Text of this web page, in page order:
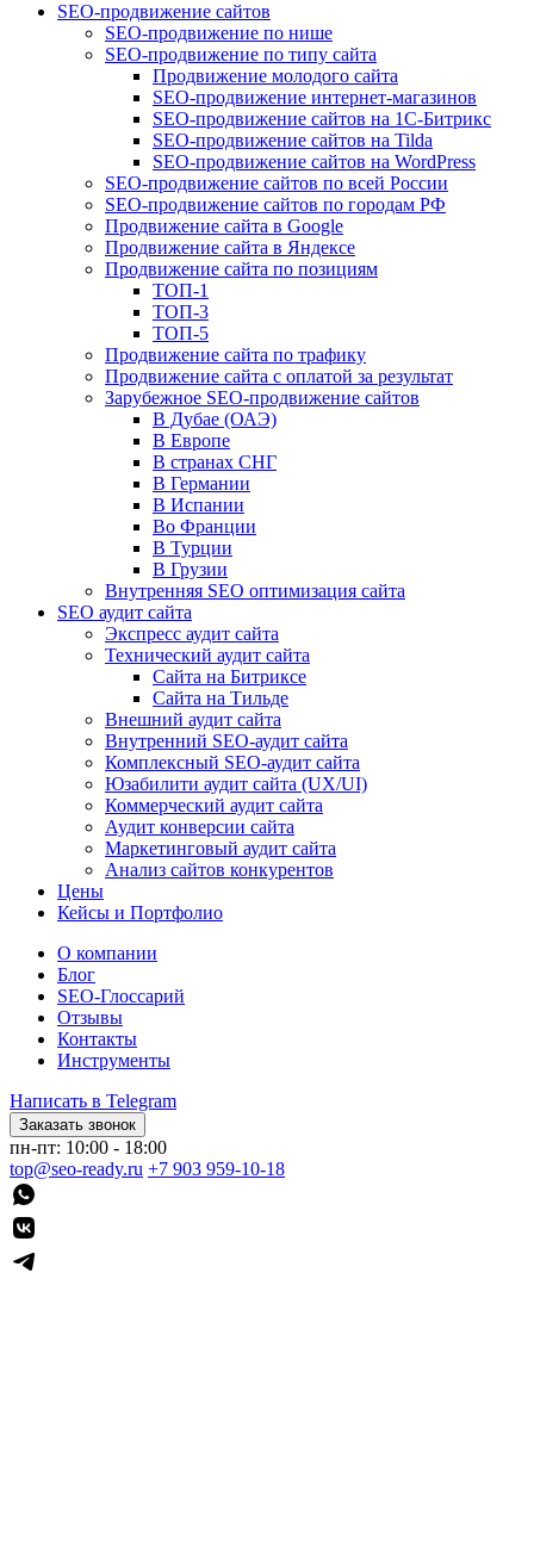
SEO-продвижение сайтов
SEO-продвижение по нише
SEO-продвижение по типу сайта
Продвижение молодого сайта
SEO-продвижение интернет-магазинов
SEO-продвижение сайтов на 1С-Битрикс
SEO-продвижение сайтов на Tilda
SEO-продвижение сайтов на WordPress
SEO-продвижение сайтов по всей России
SEO-продвижение сайтов по городам РФ
Продвижение сайта в Google
Продвижение сайта в Яндексе
Продвижение сайта по позициям
ТОП-1
ТОП-3
ТОП-5
Продвижение сайта по трафику
Продвижение сайта с оплатой за результат
Зарубежное SEO-продвижение сайтов
В Дубае (ОАЭ)
В Европе
В странах СНГ
В Германии
В Испании
Во Франции
В Турции
В Грузии
Внутренняя SEO оптимизация сайта
SEO аудит сайта
Экспресс аудит сайта
Технический аудит сайта
Сайта на Битриксе
Сайта на Тильде
Внешний аудит сайта
Внутренний SEO-аудит сайта
Комплексный SEO-аудит сайта
Юзабилити аудит сайта (UX/UI)
Коммерческий аудит сайта
Аудит конверсии сайта
Маркетинговый аудит сайта
Анализ сайтов конкурентов
Цены
Кейсы и Портфолио
О компании
Блог
SEO-Глоссарий
Отзывы
Контакты
Инструменты
Написать в Telegram
Заказать звонок
пн-пт: 10:00 - 18:00
top@seo-ready.ru +7 903 959-10-18